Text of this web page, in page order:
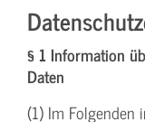
§ 1 Information
Daten
(1) Im